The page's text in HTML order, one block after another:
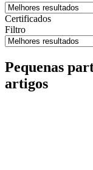
Certificados
Filtro
Pequenas
artigos